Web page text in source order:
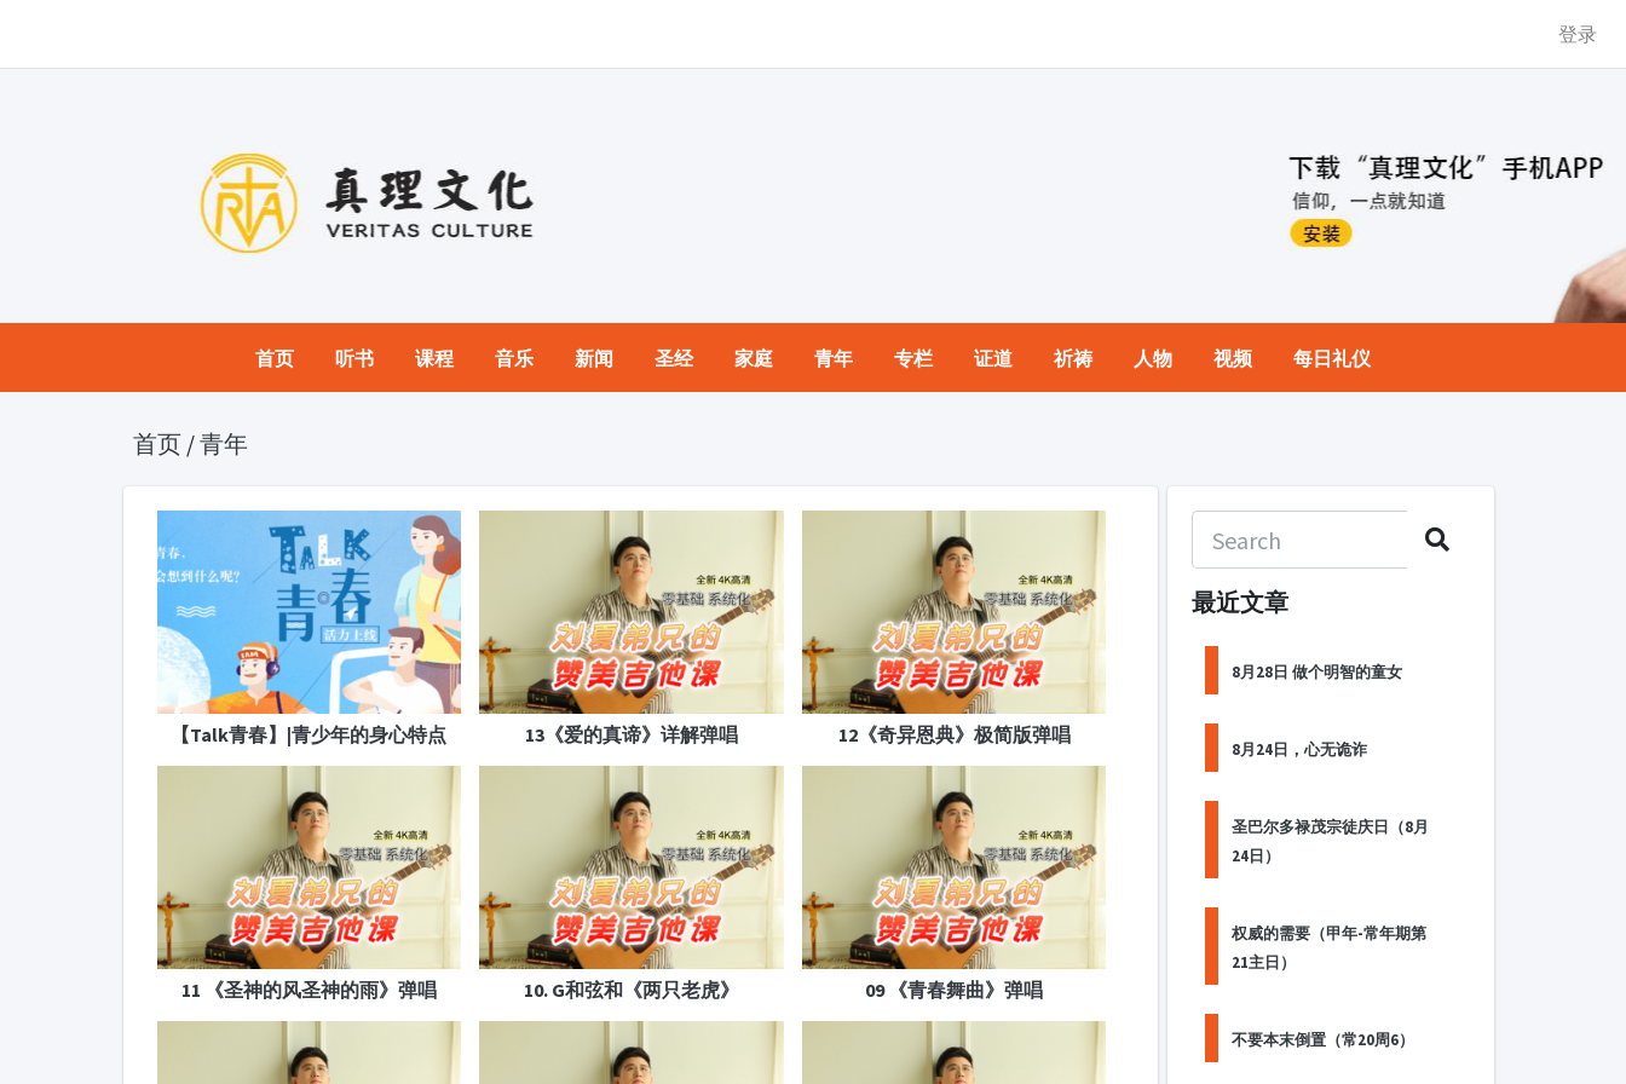
登录
首页 听书 课程 音乐 新闻 圣经 家庭 青年 专栏 证道 祈祷 人物 视频 每日礼仪
首页 /青年
【Talk青春】|青少年的身心特点 13《爱的真谛》详解弹唱 12《奇异恩典》极简版弹唱
11 《圣神的风圣神的雨》弹唱 10. G和弦和《两只老虎》 09 《青春舞曲》弹唱
最近文章
8月28日 做个明智的童女
8月24日，心无诡诈
圣巴尔多禄茂宗徒庆日（8月
24日）
权威的需要（甲年-常年期第
21主日）
不要本末倒置（常20周6）